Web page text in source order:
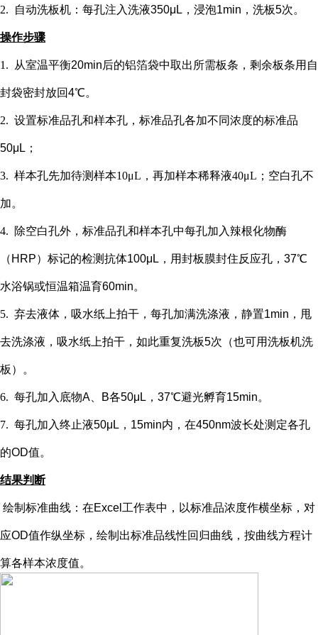
2. 自动洗板机：每孔注入洗液350μL，浸泡1min，洗板5次。
操作步骤
1. 从室温平衡20min后的铝箔袋中取出所需板条，剩余板条用自
封袋密封放回4℃。
2. 设置标准品孔和样本孔 ，标准品孔各加不同浓度的标准品
50μL；
3. 样本孔先加待测样本10μL，再加样本稀释液40μL； 空白孔不
加。
4. 除空白孔外， 标准品孔和样本孔中每孔加入辣根化物酶
（ HRP）标记的检测抗体100μL，用封板膜封住反应孔，37℃
水浴锅或恒温箱温育60min。
5. 弃去液体，吸水纸上拍干，每孔加满洗涤液，静置1min，甩
去洗涤液，吸水纸上拍干，如此重复洗板5次（也可用洗板机洗
板）。
6. 每孔加入底物A、B各50μL，37℃避光孵育15min。
7. 每孔加入终止液50μL，15min内，在450nm波长处测定各孔
的OD值。
结果判断
绘制标准曲线：在Excel工作表中，以标准品浓度作横坐标，对
应OD值作纵坐标，绘制出标准品线性回归曲线，按曲线方程计
算各样本浓度值。